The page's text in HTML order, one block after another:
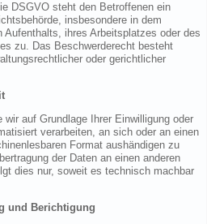
DSGVO steht den Betroffenen ein
insbesondere in dem
Aufenthalts, ihres Arbeitsplatzes oder des
zu. Das Beschwerderecht besteht
oder gerichtlicher
auf Grundlage Ihrer Einwilligung oder
verarbeiten, an sich oder an einen
Format aushändigen zu
der Daten an einen anderen
dies nur, soweit es technisch machbar
und Berichtigung